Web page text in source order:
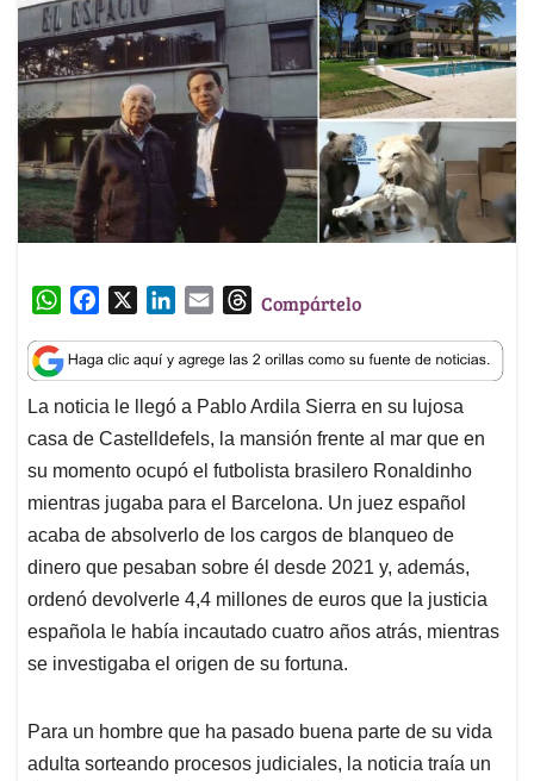
W
a
t
s
A
p
p
c
e
b
o
o
k
n
k
e
d
I
n
a
i
l
T
r
e
a
d
s
Compártelo
La noticia le llegó a Pablo Ardila Sierra en su lujosa
casa de Castelldefels, la mansión frente al mar que en
su momento ocupó el futbolista brasilero Ronaldinho
mientras jugaba para el Barcelona. Un juez español
acaba de absolverlo de los cargos de blanqueo de
dinero que pesaban sobre él desde 2021 y, además,
ordenó devolverle 4,4 millones de euros que la justicia
española le había incautado cuatro años atrás, mientras
se investigaba el origen de su fortuna.
Para un hombre que ha pasado buena parte de su vida
adulta sorteando procesos judiciales, la noticia traía un